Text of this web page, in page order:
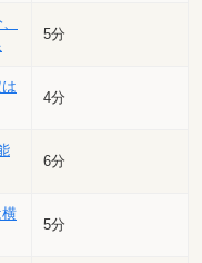
5分
4分
6分
5分